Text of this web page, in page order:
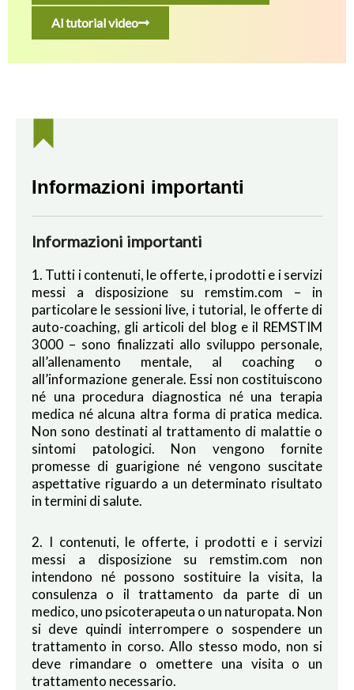
Al tutorial video
Informazioni importanti
Informazioni importanti
1. Tutti i contenuti, le offerte, i prodotti e i servizi
messi a disposizione su remstim.com – in
particolare le sessioni live, i tutorial, le offerte di
auto-coaching, gli articoli del blog e il REMSTIM
3000 – sono finalizzati allo sviluppo personale,
all’allenamento mentale, al coaching o
all’informazione generale. Essi non costituiscono
né una procedura diagnostica né una terapia
medica né alcuna altra forma di pratica medica.
Non sono destinati al trattamento di malattie o
sintomi patologici. Non vengono fornite
promesse di guarigione né vengono suscitate
aspettative riguardo a un determinato risultato
in termini di salute.
2. I contenuti, le offerte, i prodotti e i servizi
messi a disposizione su remstim.com non
intendono né possono sostituire la visita, la
consulenza o il trattamento da parte di un
medico, uno psicoterapeuta o un naturopata. Non
si deve quindi interrompere o sospendere un
trattamento in corso. Allo stesso modo, non si
deve rimandare o omettere una visita o un
trattamento necessario.